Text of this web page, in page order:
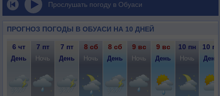
Прослушать погоду в Обуаси
ПРОГНОЗ ПОГОДЫ В ОБУАСИ НА 10 ДНЕЙ
6 чт 7 пт 7 пт 8 сб 8 сб 9 вс 9 вс 10 пн 10 пн
День Ночь День Ночь День Ночь День Ночь День